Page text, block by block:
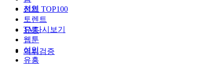
성인
유흥
먹튀검증
전체 TOP100
토렌트
TV다시보기
웹툰
성인
유흥